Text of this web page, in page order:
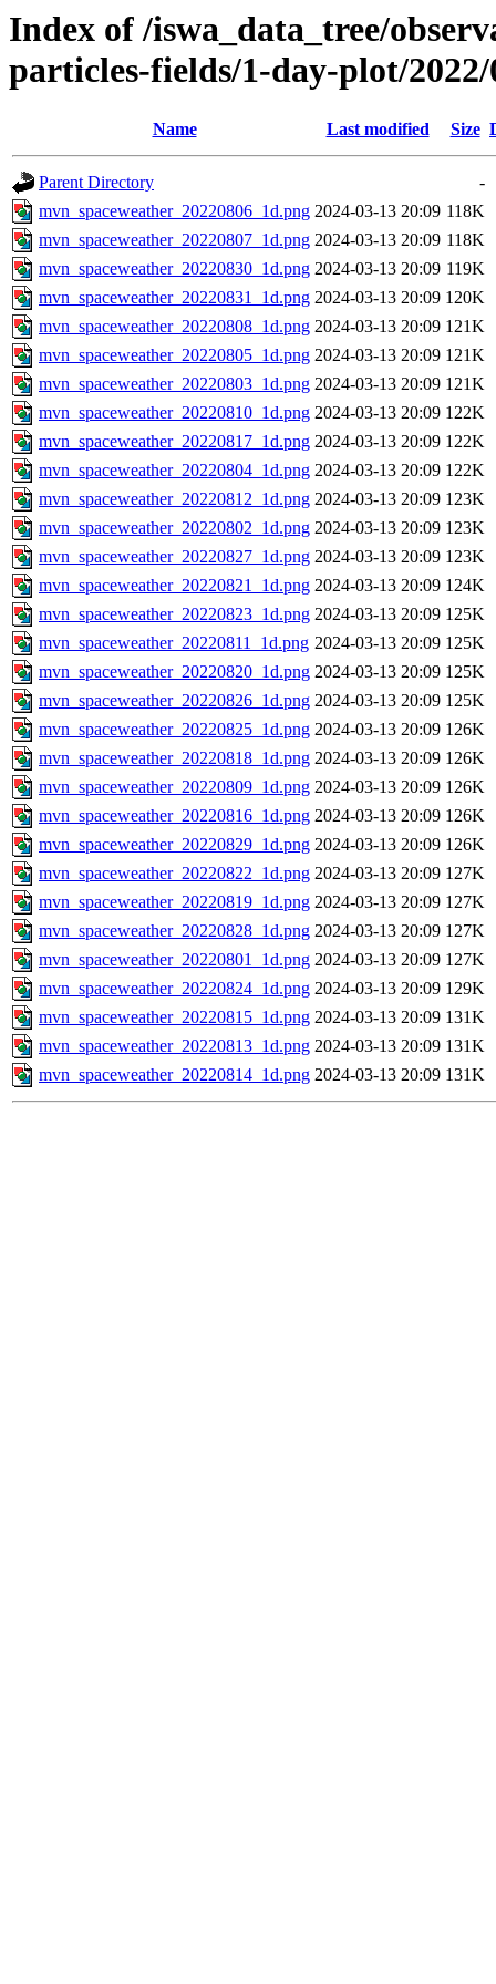
Index of /iswa_data_tree/
particles-fields/1-day-plot/2022/
Name Last modified Size
Parent Directory
-
mvn_spaceweather_20220806_1d.png 2024-03-13 20:09 118K
mvn_spaceweather_20220807_1d.png 2024-03-13 20:09 118K
mvn_spaceweather_20220830_1d.png 2024-03-13 20:09 119K
mvn_spaceweather_20220831_1d.png 2024-03-13 20:09 120K
mvn_spaceweather_20220808_1d.png 2024-03-13 20:09 121K
mvn_spaceweather_20220805_1d.png 2024-03-13 20:09 121K
mvn_spaceweather_20220803_1d.png 2024-03-13 20:09 121K
mvn_spaceweather_20220810_1d.png 2024-03-13 20:09 122K
mvn_spaceweather_20220817_1d.png 2024-03-13 20:09 122K
mvn_spaceweather_20220804_1d.png 2024-03-13 20:09 122K
mvn_spaceweather_20220812_1d.png 2024-03-13 20:09 123K
mvn_spaceweather_20220802_1d.png 2024-03-13 20:09 123K
mvn_spaceweather_20220827_1d.png 2024-03-13 20:09 123K
mvn_spaceweather_20220821_1d.png 2024-03-13 20:09 124K
mvn_spaceweather_20220823_1d.png 2024-03-13 20:09 125K
mvn_spaceweather_20220811_1d.png 2024-03-13 20:09 125K
mvn_spaceweather_20220820_1d.png 2024-03-13 20:09 125K
mvn_spaceweather_20220826_1d.png 2024-03-13 20:09 125K
mvn_spaceweather_20220825_1d.png 2024-03-13 20:09 126K
mvn_spaceweather_20220818_1d.png 2024-03-13 20:09 126K
mvn_spaceweather_20220809_1d.png 2024-03-13 20:09 126K
mvn_spaceweather_20220816_1d.png 2024-03-13 20:09 126K
mvn_spaceweather_20220829_1d.png 2024-03-13 20:09 126K
mvn_spaceweather_20220822_1d.png 2024-03-13 20:09 127K
mvn_spaceweather_20220819_1d.png 2024-03-13 20:09 127K
mvn_spaceweather_20220828_1d.png 2024-03-13 20:09 127K
mvn_spaceweather_20220801_1d.png 2024-03-13 20:09 127K
mvn_spaceweather_20220824_1d.png 2024-03-13 20:09 129K
mvn_spaceweather_20220815_1d.png 2024-03-13 20:09 131K
mvn_spaceweather_20220813_1d.png 2024-03-13 20:09 131K
mvn_spaceweather_20220814_1d.png 2024-03-13 20:09 131K